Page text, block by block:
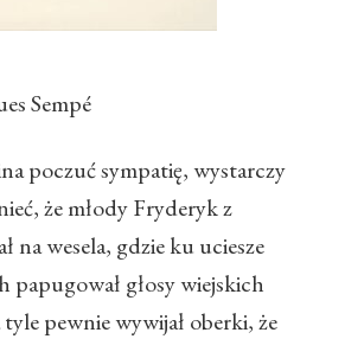
Sempé
poczuć sympatię, wystarczy
że młody Fryderyk z
na wesela, gdzie ku uciesze
papugował głosy wiejskich
pewnie wywijał oberki, że